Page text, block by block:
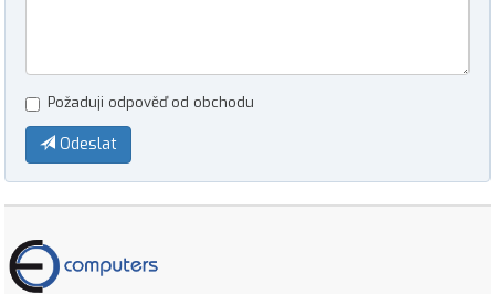
Požaduji odpověď od obchodu
Odeslat